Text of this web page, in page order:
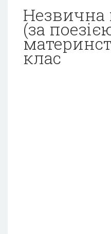
Незвична
(за
клас